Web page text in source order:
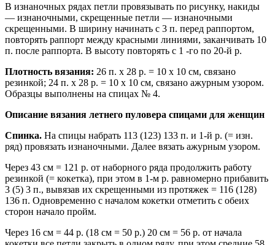
В изнаночных рядах петли провязывать по рисунку, накиды
— изнаночными, скрещенные петли — изнаночными
скрещенными. В ширину начинать с 3 п. перед раппортом,
повторять раппорт между красными линиями, заканчивать 10
п. после рап­порта. В высоту повторять с 1 -го по 20-й р.
Плотность вязания: 26 п. х 28 р. = 10 х 10 см, связано
резинкой; 24 п. х 28 р. = 10 х 10 см, связано ажурным узором.
Образцы выполнены на спицах № 4.
Описание вязания летнего пуловера спицами для женщин
Спинка. На спицы набрать 113 (123) 133 п. и 1-й р. (= изн.
ряд) провязать изнаноч­ными. Далее вязать ажурным узором.
Через 43 см = 121 р. от наборного ряда продолжить работу
резинкой (= кокетка), при этом в 1-м р. равномерно прибавить
3 (5) 3 п., вывязав их скрещенными из протяжек = 116 (128)
136 п. Одновременно с началом кокетки отметить с обеих
сторон начало пройм.
Через 16 см = 44 р. (18 см = 50 р.) 20 см = 56 р. от начала